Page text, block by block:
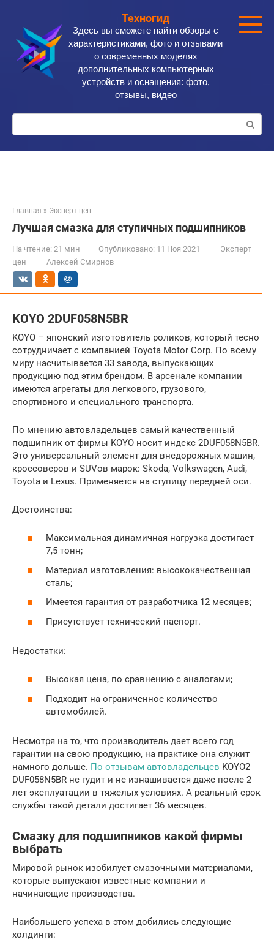
контенту
Техногид
Здесь вы сможете найти обзоры с
характеристиками, фото и отзывами
о современных моделях
дополнительных компьютерных
устройств и оснащения: фото,
отзывы, видео
Поиск:
Главная » Эксперт цен
Лучшая смазка для ступичных подшипников
На чтение: 21 мин Опубликовано: 11 Ноя 2021
Эксперт
цен
Алексей Смирнов
KOYO 2DUF058N5BR
KOYO – японский изготовитель роликов, который тесно
сотрудничает с компанией Toyota Motor Corp. По всему
миру насчитывается 33 завода, выпускающих
продукцию под этим брендом. В арсенале компании
имеются агрегаты для легкового, грузового,
спортивного и специального транспорта.
По мнению автовладельцев самый качественный
подшипник от фирмы KOYO носит индекс 2DUF058N5BR.
Это универсальный элемент для внедорожных машин,
кроссоверов и SUVов марок: Skoda, Volkswagen, Audi,
Toyota и Lexus. Применяется на ступицу передней оси.
Достоинства:
Максимальная динамичная нагрузка достигает
7,5 тонн;
Материал изготовления: высококачественная
сталь;
Имеется гарантия от разработчика 12 месяцев;
Присутствует технический паспорт.
Недостатки:
Высокая цена, по сравнению с аналогами;
Подходит на ограниченное количество
автомобилей.
Несмотря на то, что производитель дает всего год
гарантии на свою продукцию, на практике она служит
намного дольше. По отзывам автовладельцев KOYO2
DUF058N5BR не гудит и не изнашивается даже после 2
лет эксплуатации в тяжелых условиях. А реальный срок
службы такой детали достигает 36 месяцев.
Смазку для подшипников какой фирмы
выбрать
Мировой рынок изобилует смазочными материалами,
которые выпускают известные компании и
начинающие производства.
Наибольшего успеха в этом добились следующие
холдинги: